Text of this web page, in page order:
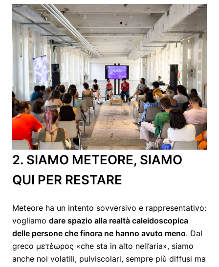
2. SIAMO METEORE, SIAMO
QUI PER RESTARE
Meteore ha un intento sovversivo e rappresentativo:
vogliamo dare spazio alla realtà caleidoscopica
delle persone che finora ne hanno avuto meno. Dal
greco μετέωρος «che sta in alto nell’aria», siamo
anche noi volatili, pulviscolari, sempre più diffusi ma